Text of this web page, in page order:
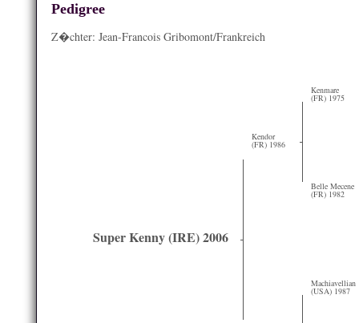
Pedigree
Z�chter: Jean-Francois Gribomont/Frankreich
Super Kenny (IRE) 2006
Kendor
(FR) 1986
Kenmare
(FR) 1975
Belle Mecene
(FR) 1982
Machiavellian
(USA) 1987